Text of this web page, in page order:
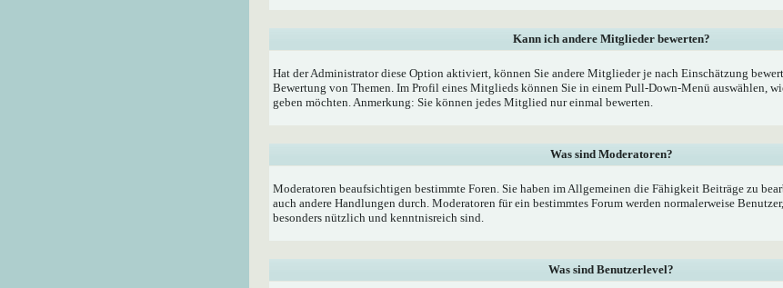
Kann ich andere Mitglieder bewerten?
Hat der Administrator diese Option aktiviert, können Sie andere Mitglieder je nach Einschätzung
Bewertung von Themen. Im Profil eines Mitglieds können Sie in einem Pull-Down-Menü auswählen,
geben möchten. Anmerkung: Sie können jedes Mitglied nur einmal bewerten.
Was sind Moderatoren?
Moderatoren beaufsichtigen bestimmte Foren. Sie haben im Allgemeinen die Fähigkeit Beiträge zu
auch andere Handlungen durch. Moderatoren für ein bestimmtes Forum werden normalerweise
besonders nützlich und kenntnisreich sind.
Was sind Benutzerlevel?